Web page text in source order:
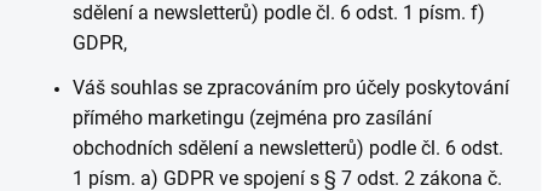
sdělení a newsletterů) podle čl. 6 odst. 1 písm. f)
GDPR,
Váš souhlas se zpracováním pro účely poskytování
přímého marketingu (zejména pro zasílání
obchodních sdělení a newsletterů) podle čl. 6 odst.
1 písm. a) GDPR ve spojení s § 7 odst. 2 zákona č.